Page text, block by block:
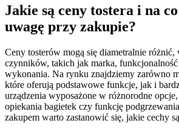
Jakie są ceny tostera i na
uwagę przy zakupie?
Ceny tosterów mogą się diametralnie
czynników, takich jak marka,
wykonania. Na rynku znajdziemy zarówno
które oferują podstawowe funkcje, jak i
urządzenia wyposażone w różnorodne
opiekania bagietek czy funkcję
zakupem warto zastanowić się, jakie cechy